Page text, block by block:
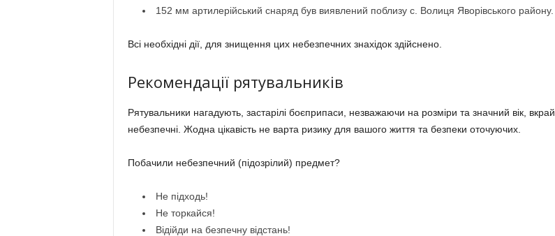
152 мм артилерійський снаряд був виявлений поблизу с. Волиця Яворівського району.
Всі необхідні дії, для знищення цих небезпечних знахідок здійснено.
Рекомендації рятувальників
Рятувальники нагадують, застарілі боєприпаси, незважаючи на розміри та значний вік, вкрай
небезпечні. Жодна цікавість не варта ризику для вашого життя та безпеки оточуючих.
Побачили небезпечний (підозрілий) предмет?
Не підходь!
Не торкайся!
Відійди на безпечну відстань!